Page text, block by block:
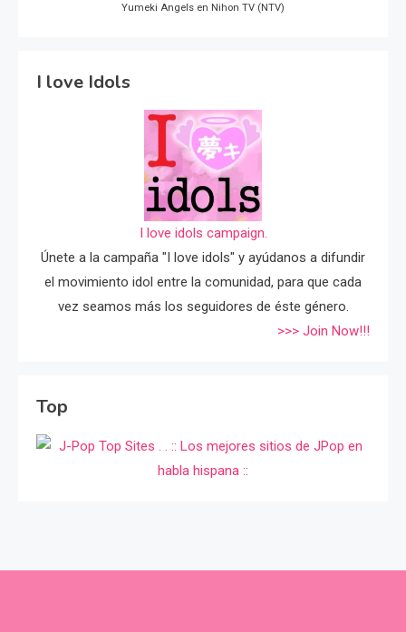
Yumeki Angels en Nihon TV (NTV)
I love Idols
I love idols campaign.
Únete a la campaña "I love idols" y ayúdanos a difundir
el movimiento idol entre la comunidad, para que cada
vez seamos más los seguidores de éste género.
>>> Join Now!!!
Top